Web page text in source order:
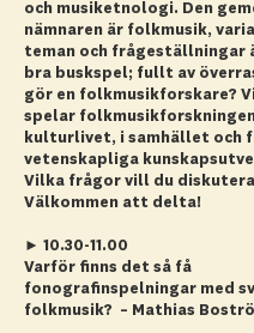
och musiketnologi. Den
nämnaren är folkmusik,
teman och frågeställningar
bra buskspel; fullt av
gör en folkmusikforskare?
spelar
kulturlivet, i samhället och
vetenskapliga
Vilka frågor vill du
Välkommen att delta!
► 10.30-11.00
Varför finns det så få
fonografinspelningar med
folkmusik? – Mathias